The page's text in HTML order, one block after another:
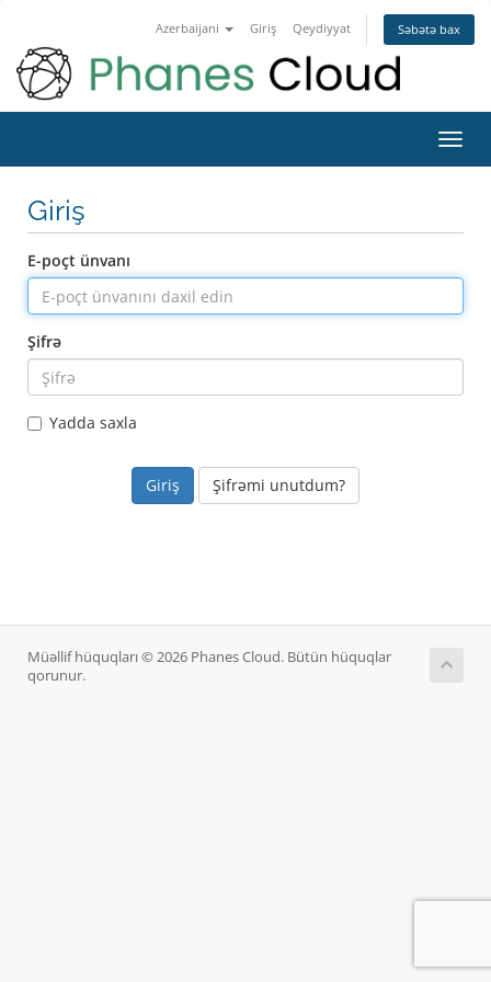
Azerbaijani Giriş Qeydiyyat Səbətə bax
keçid
Giriş
E-poçt ünvanı
Şifrə
Yadda saxla
Şifrəmi unutdum?
Müəllif hüquqları © 2026 Phanes Cloud. Bütün hüquqlar
qorunur.